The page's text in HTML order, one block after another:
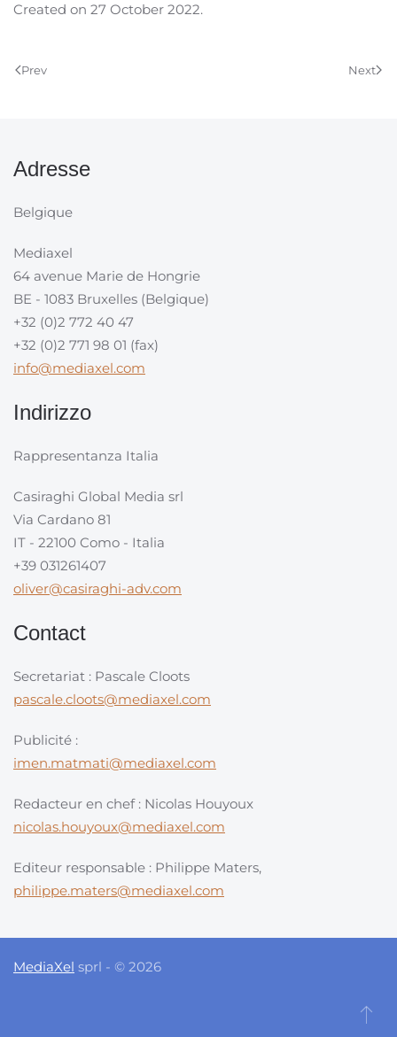
Created on 27 October 2022.
Prev Next
Adresse
Belgique
Mediaxel
64 avenue Marie de Hongrie
BE - 1083 Bruxelles (Belgique)
+32 (0)2 772 40 47
+32 (0)2 771 98 01 (fax)
info@mediaxel.com
Indirizzo
Rappresentanza Italia
Casiraghi Global Media srl
Via Cardano 81
IT - 22100 Como - Italia
+39 031261407
oliver@casiraghi-adv.com
Contact
Secretariat : Pascale Cloots
pascale.cloots@mediaxel.com
Publicité :
imen.matmati@mediaxel.com
Redacteur en chef : Nicolas Houyoux
nicolas.houyoux@mediaxel.com
Editeur responsable : Philippe Maters,
philippe.maters@mediaxel.com
MediaXel sprl - © 2026